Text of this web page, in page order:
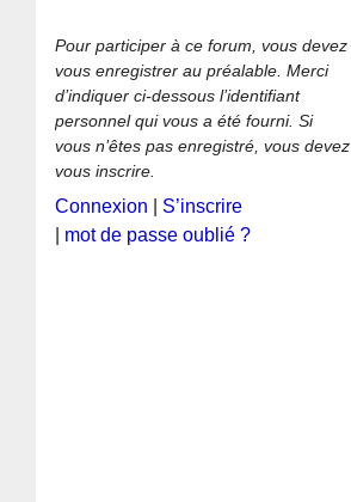
Pour participer à ce forum, vous devez
vous enregistrer au préalable. Merci
d’indiquer ci-dessous l’identifiant
personnel qui vous a été fourni. Si
vous n’êtes pas enregistré, vous devez
vous inscrire.
Connexion
S’inscrire
mot de passe oublié ?